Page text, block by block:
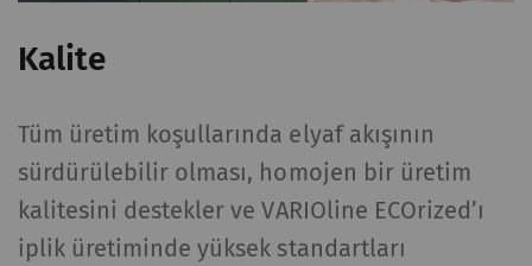
Kalite
Tüm üretim koşullarında elyaf akışının
sürdürülebilir olması, homojen bir üretim
kalitesini destekler ve VARIOline ECOrized’ı
iplik üretiminde yüksek standartları